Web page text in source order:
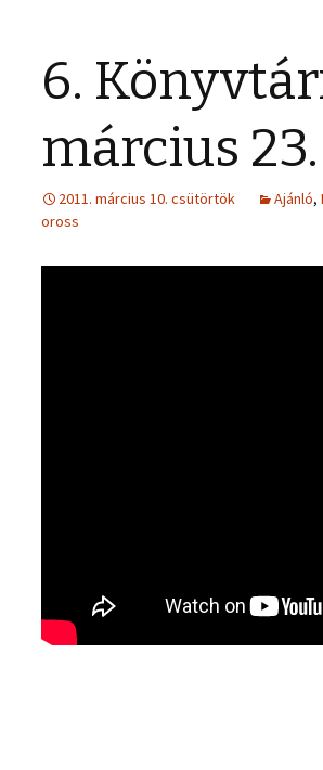
6.
március 23.
2011. március 10. csütörtök Ajánló,
oross